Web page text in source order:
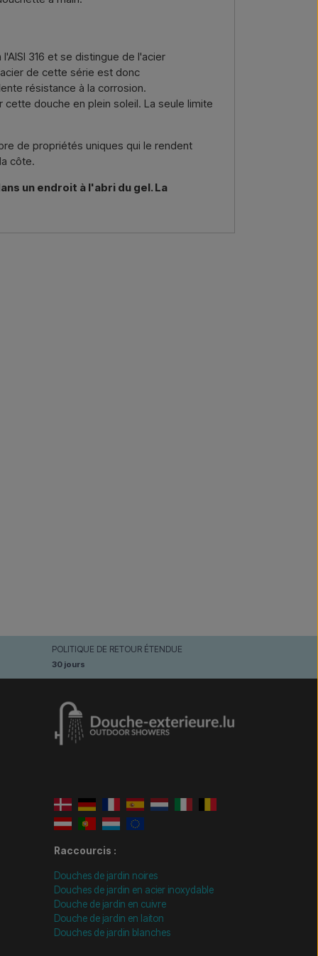
316 et se distingue de l'acier
de cette série est donc
résistance à la corrosion.
douche en plein soleil. La seule limite
de propriétés uniques qui le rendent
côte.
un endroit à l'abri du gel. La
POLITIQUE DE RETOUR ÉTENDUE
30 jours
Raccourcis :
Douches de jardin noires
Douches de jardin en acier inoxydable
Douche de jardin en cuivre
Douche de jardin en laiton
Douches de jardin blanches